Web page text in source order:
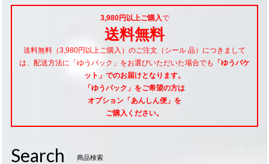
3,980円以上ご購入で
送料無料
送料無料（3,980円以上ご購入）のご注文（シール 品）につきまして
は、配送方法に「ゆうパック」をお選びいただいた場合でも
「ゆうパケ
ット」でのお届けとなります。
「ゆうパック」をご希望の方は
オプション「あんしん便」 を
ご購入ください。
Search 商品検索